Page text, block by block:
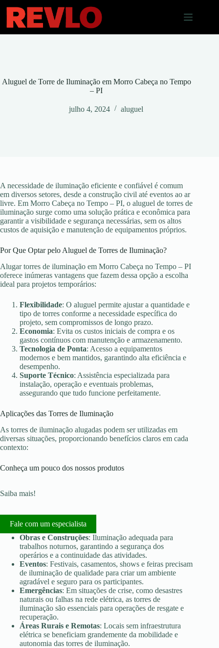
para
conteúdo
Aluguel de Torre de Iluminação em Morro Cabeça no Tempo
– PI
julho 4, 2024 aluguel
A necessidade de iluminação eficiente e confiável é comum
em diversos setores, desde a construção civil até eventos ao ar
livre. Em Morro Cabeça no Tempo – PI, o aluguel de torres de
iluminação surge como uma solução prática e econômica para
garantir a visibilidade e segurança necessárias, sem os altos
custos de aquisição e manutenção de equipamentos próprios.
Por Que Optar pelo Aluguel de Torres de Iluminação?
Alugar torres de iluminação em Morro Cabeça no Tempo – PI
oferece inúmeras vantagens que fazem dessa opção a escolha
ideal para projetos temporários:
Flexibilidade: O aluguel permite ajustar a quantidade e
tipo de torres conforme a necessidade específica do
projeto, sem compromissos de longo prazo.
Economia: Evita os custos iniciais de compra e os
gastos contínuos com manutenção e armazenamento.
Tecnologia de Ponta: Acesso a equipamentos
modernos e bem mantidos, garantindo alta eficiência e
desempenho.
Suporte Técnico: Assistência especializada para
instalação, operação e eventuais problemas,
assegurando que tudo funcione perfeitamente.
Aplicações das Torres de Iluminação
As torres de iluminação alugadas podem ser utilizadas em
diversas situações, proporcionando benefícios claros em cada
contexto:
Conheça um pouco dos nossos produtos
Saiba mais!
Fale com um especialista
Obras e Construções: Iluminação adequada para
trabalhos noturnos, garantindo a segurança dos
operários e a continuidade das atividades.
Eventos: Festivais, casamentos, shows e feiras precisam
de iluminação de qualidade para criar um ambiente
agradável e seguro para os participantes.
Emergências: Em situações de crise, como desastres
naturais ou falhas na rede elétrica, as torres de
iluminação são essenciais para operações de resgate e
recuperação.
Áreas Rurais e Remotas: Locais sem infraestrutura
elétrica se beneficiam grandemente da mobilidade e
autonomia das torres de iluminação.